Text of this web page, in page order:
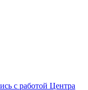
с работой Центра